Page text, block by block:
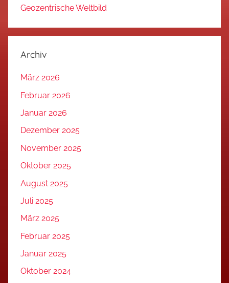
Geozentrische Weltbild
Archiv
März 2026
Februar 2026
Januar 2026
Dezember 2025
November 2025
Oktober 2025
August 2025
Juli 2025
März 2025
Februar 2025
Januar 2025
Oktober 2024